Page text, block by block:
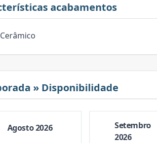
acabamentos
» Disponibilidade
Agosto 2026
Setembro
2026